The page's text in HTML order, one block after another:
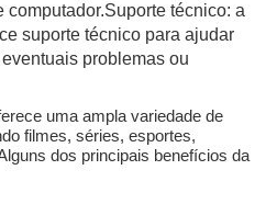
computador.Suporte técnico: a
suporte técnico para ajudar
problemas ou
uma ampla variedade de
filmes, séries, esportes,
dos principais benefícios da